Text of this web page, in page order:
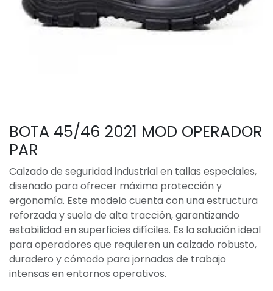
BOTA 45/46 2021 MOD OPERADOR
PAR
Calzado de seguridad industrial en tallas especiales,
diseñado para ofrecer máxima protección y
ergonomía. Este modelo cuenta con una estructura
reforzada y suela de alta tracción, garantizando
estabilidad en superficies difíciles. Es la solución ideal
para operadores que requieren un calzado robusto,
duradero y cómodo para jornadas de trabajo
intensas en entornos operativos.